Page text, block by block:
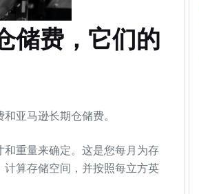
储费，它们的
亚马逊长期仓储费。
重量来确定。这是您每月为存
算存储空间，并按照每立方英